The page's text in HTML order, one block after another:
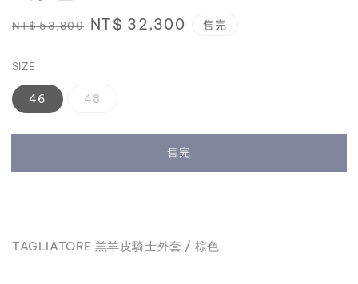
Regular
NT$ 53,800 Sale
NT$ 32,300 售完
SIZE
46 48
售完
TAGLIATORE 羔羊皮騎士外套 / 棕色